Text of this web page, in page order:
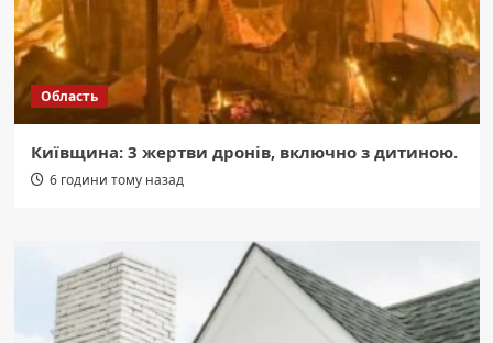
Область
Київщина: 3 жертви дронів, включно з дитиною.
6 години тому назад